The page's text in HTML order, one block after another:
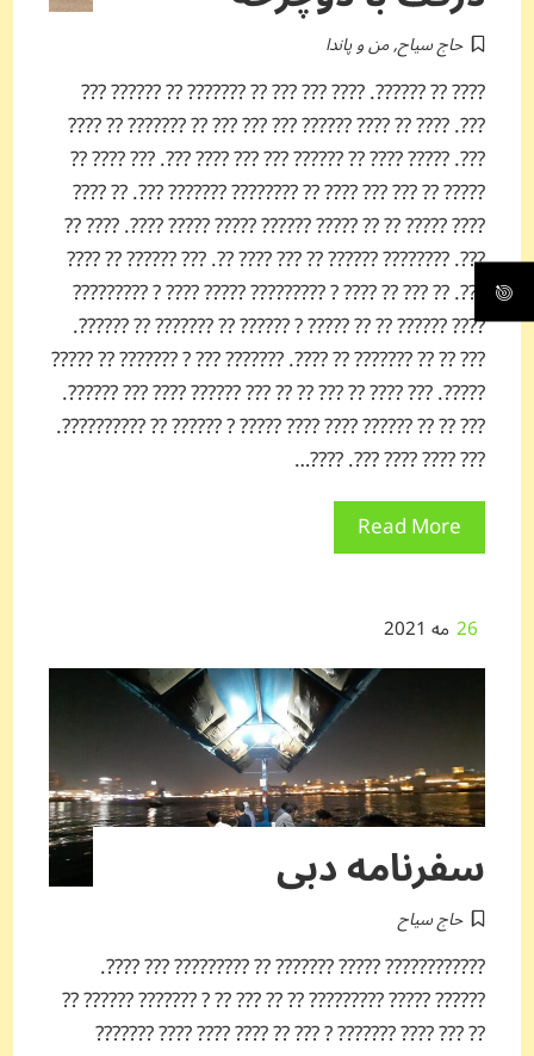
حاج سیاح,من و پاندا
???? ?? ??????. ???? ??? ??? ?? ??????? ?? ?????? ???
???. ???? ?? ???? ?????? ??? ??? ??? ?? ??????? ?? ????
???. ????? ???? ?? ?????? ??? ??? ???? ???. ??? ???? ??
????? ?? ??? ??? ???? ?? ???????? ??????? ???. ?? ????
???? ????? ?? ?? ????? ?????? ????? ????? ????. ???? ??
???. ???????? ?????? ?? ??? ???? ??. ??? ?????? ?? ????
???. ?? ??? ?? ???? ? ????????? ????? ???? ? ?????????
???? ?????? ?? ?? ????? ? ?????? ?? ??????? ?? ??????.
??? ?? ?? ??????? ?? ????. ??????? ??? ? ??????? ?? ?????
?????. ??? ???? ?? ??? ?? ?? ??? ?????? ???? ??? ??????.
??? ?? ?? ?????? ???? ???? ????? ? ?????? ?? ??????????.
??? ???? ???? ???. ????…
Read More
26 مه 2021
سفرنامه دبی
حاج سیاح
???????????? ????? ??????? ?? ????????? ??? ????.
?????? ????? ????????? ?? ?? ??? ?? ? ??????? ?????? ??
?? ??? ???? ??????? ? ??? ?? ???? ???? ???? ???????